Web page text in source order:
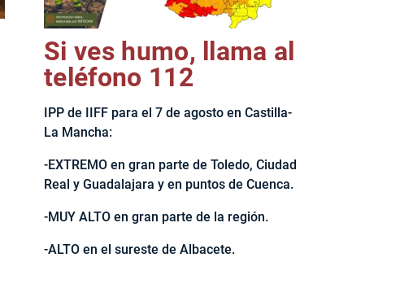
Si ves humo, llama al
teléfono 112
IPP de IIFF para el 7 de agosto en Castilla-
La Mancha:
-EXTREMO en gran parte de Toledo, Ciudad
Real y Guadalajara y en puntos de Cuenca.
-MUY ALTO en gran parte de la región.
-ALTO en el sureste de Albacete.